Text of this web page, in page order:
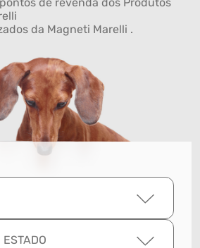
de revenda dos Produtos
da Magneti Marelli .
ESTADO